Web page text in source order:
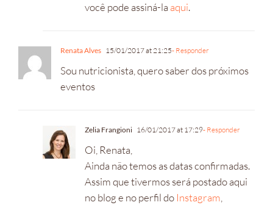
você pode assiná-la aqui.
Renata Alves 15/01/2017 at 21:25- Responder
Sou nutricionista, quero saber dos próximos
eventos
Zelia Frangioni 16/01/2017 at 17:29- Responder
Oi, Renata,
Ainda não temos as datas confirmadas.
Assim que tivermos será postado aqui
no blog e no perfil do Instagram,